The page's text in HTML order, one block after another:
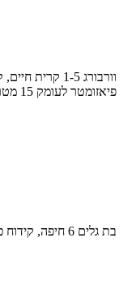
פיאזומטר לעומק 15 מטר
בת גלים 6 חיפה, קידוח פיאזומטר לעומק 12 מטר